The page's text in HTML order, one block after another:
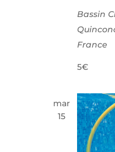
Bassin
France
5€
mar
15